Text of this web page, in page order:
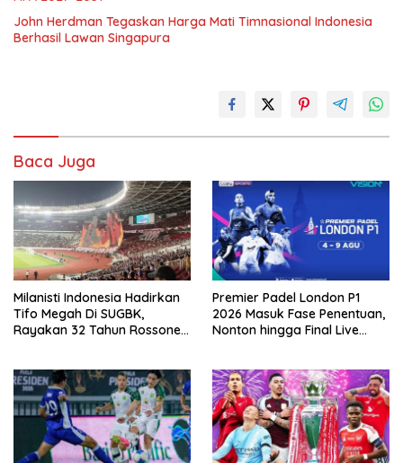
John Herdman Tegaskan Harga Mati Timnasional Indonesia
Berhasil Lawan Singapura
Baca Juga
Milanisti Indonesia Hadirkan
Tifo Megah Di SUGBK,
Rayakan 32 Tahun Rossoneri
Premier Padel London P1
2026 Masuk Fase Penentuan,
Nonton hingga Final Live